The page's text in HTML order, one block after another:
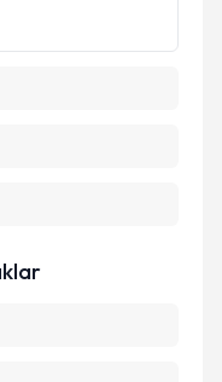
belirtilen